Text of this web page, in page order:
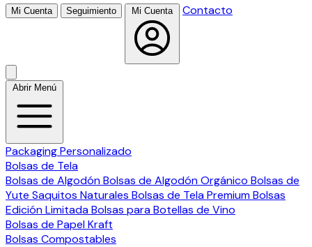
Mi Cuenta Seguimiento Mi Cuenta Contacto
Abrir Menú
Packaging Personalizado
Bolsas de Tela
Bolsas de AlgodónBolsas de Algodón Orgánico Bolsas de
Yute Saquitos Naturales Bolsas de Tela PremiumBolsas
Edición LimitadaBolsas para Botellas de Vino
Bolsas de Papel Kraft
Bolsas Compostables